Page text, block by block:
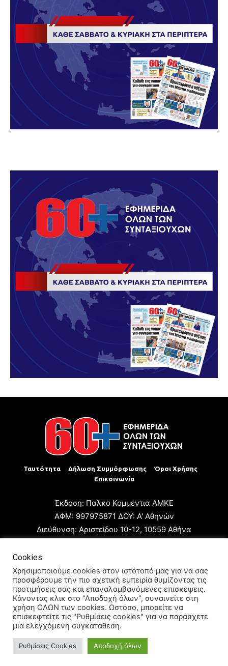
Ταυτότητα Δήλωση Συμμόρφωσης
Όροι Χρήσης
Επικοινωνία
Έκδοση: Παλκο Κομμέντια ΑΜΚΕ
ΑΦΜ: 997975871 ΔΟΥ: Α' Αθηνών
Διεύθυνση: Αριστείδου 10-12, 10559 Αθήνα
Ιδιοκτήτης: Παλκο Κομμέντια ΑΜΚΕ
Διευθυντής: Ιωάννης Παπαγεωργίου
Διευθυντής Σύνταξης: Μαρία Καραολάνη
Διαχειριστής και Δικαιούχος ονόματος τομέα: Ιωάννης
Παπαγεωργίου
© 2024 All Rights Reserved.
Cookies
Χρησιμοποιούμε cookies στον ιστότοπό μας για να σας
προσφέρουμε την πιο σχετική εμπειρία θυμίζοντας τις
προτιμήσεις σας και επαναλαμβανόμενες επισκέψεις.
Κάνοντας κλικ στο "Αποδοχή όλων", συναινείτε στη
χρήση ΟΛΩΝ των cookies. Ωστόσο, μπορείτε να
επισκεφτείτε τις "Ρυθμίσεις cookies" για να παράσχετε
μια ελεγχόμενη συγκατάθεση.
Ρυθμίσεις Cookies Αποδοχή όλων